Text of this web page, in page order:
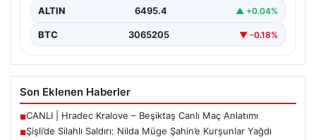
ALTIN 6495.4 ▲ +0.04%
BTC 3065205 ▼ -0.18%
Son Eklenen Haberler
■CANLI | Hradec Kralove – Beşiktaş Canlı Maç Anlatımı
■Şişli’de Silahlı Saldırı: Nilda Müge Şahin’e Kurşunlar Yağdı